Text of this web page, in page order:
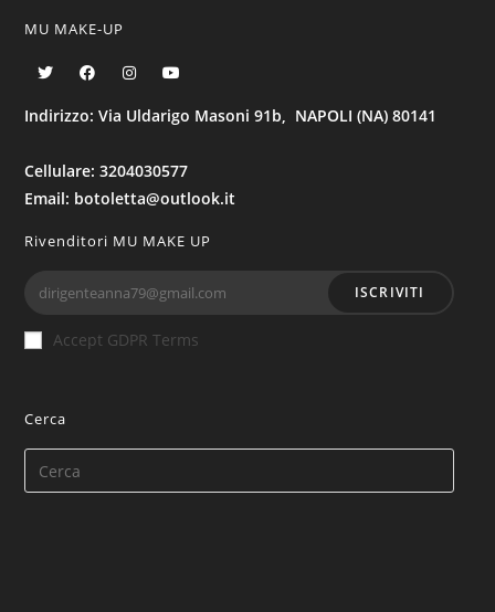
MU MAKE-UP
Indirizzo: Via Uldarigo Masoni 91b, NAPOLI (NA) 80141
Cellulare: 3204030577
Email: botoletta@outlook.it
Rivenditori MU MAKE UP
ISCRIVITI
Accept GDPR Terms
Cerca